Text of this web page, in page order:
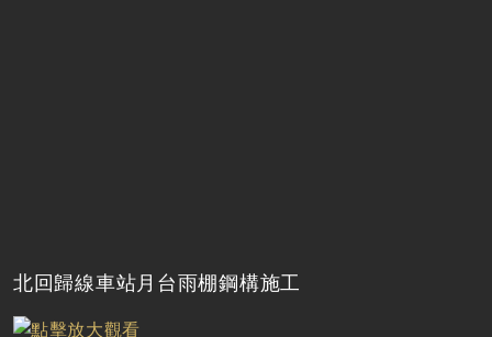
北回歸線車站月台雨棚鋼構施工